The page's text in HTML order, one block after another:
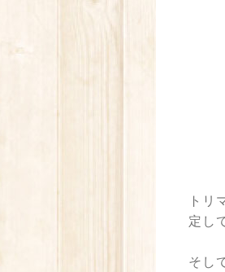
トリ
定し
そし